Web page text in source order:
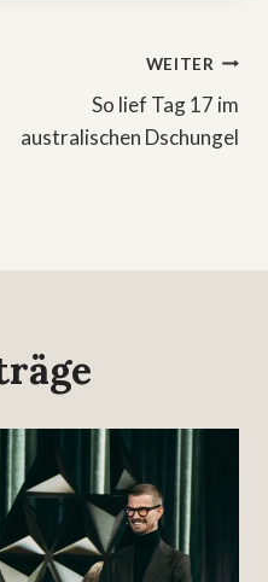
WEITER
So lief Tag 17 im
australischen Dschungel